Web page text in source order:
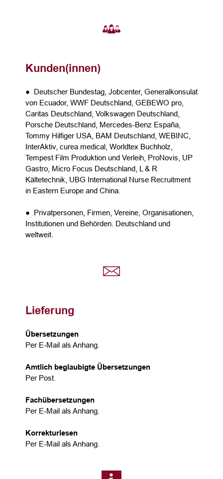
Kunden(innen)
● Deutscher Bundestag, Jobcenter, Generalkonsulat
von Ecuador, WWF Deutschland, GEBEWO pro,
Caritas Deutschland, Volkswagen Deutschland,
Porsche Deutschland, Mercedes-Benz España,
Tommy Hilfiger USA, BAM Deutschland, WEBINC,
InterAktiv, curea medical, Worldtex Buchholz,
Tempest Film Produktion und Verleih, ProNovis, UP
Gastro, Micro Focus Deutschland, L & R
Kältetechnik, UBG International Nurse Recruitment
in Eastern Europe and China.
● Privatpersonen, Firmen, Vereine, Organisationen,
Institutionen und Behörden. Deutschland und
weltweit.
Lieferung
Übersetzungen
Per E-Mail als Anhang.
Amtlich beglaubigte Übersetzungen
Per Post.
Fachübersetzungen
Per E-Mail als Anhang.
Korrekturlesen
Per E-Mail als Anhang.